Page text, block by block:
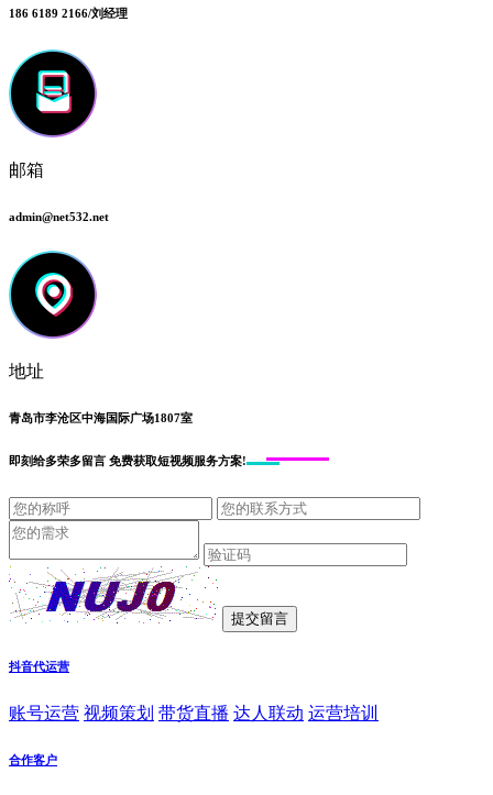
186 6189 2166/刘经理
邮箱
admin@net532.net
地址
青岛市李沧区中海国际广场1807室
即刻给多荣多留言 免费获取短视频服务方案!
抖音代运营
账号运营 视频策划 带货直播 达人联动 运营培训
合作客户